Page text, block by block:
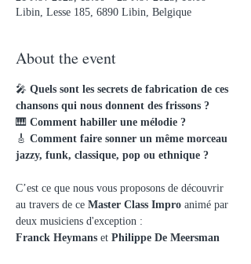
Libin, Lesse 185, 6890 Libin, Belgique
About the event
🎤 Quels sont les secrets de fabrication de ces
chansons qui nous donnent des frissons ?
🎹 Comment habiller une mélodie ?
🎸 Comment faire sonner un même morceau
jazzy, funk, classique, pop ou ethnique ?
C’est ce que nous vous proposons de découvrir
au travers de ce Master Class Impro animé par
deux musiciens d'exception :
Franck Heymans et Philippe De Meersman